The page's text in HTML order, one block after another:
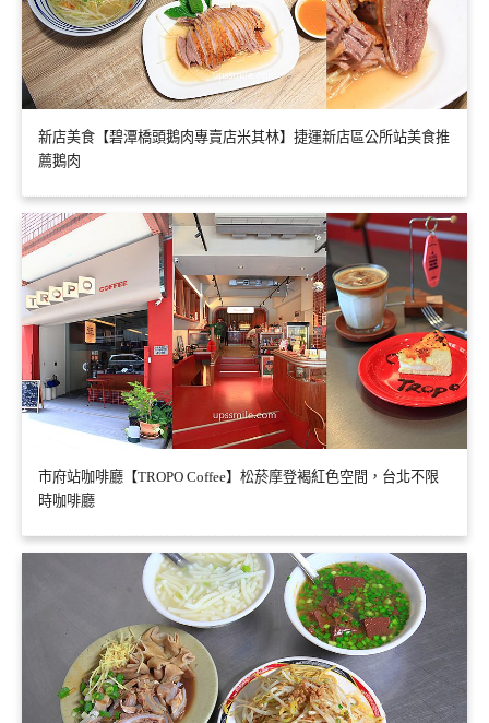
新店美食【碧潭橋頭鵝肉專賣店米其林】捷運新店區公所站美食推
薦鵝肉
市府站咖啡廳【TROPO Coffee】松菸摩登褐紅色空間，台北不限
時咖啡廳